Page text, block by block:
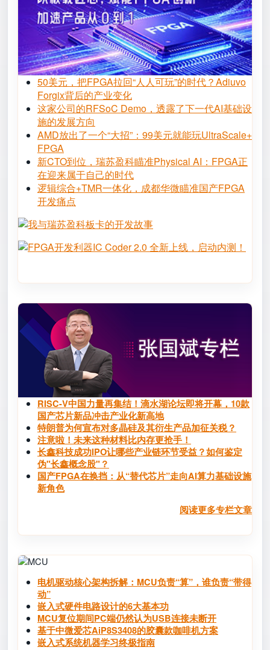
50美元，把FPGA拉回“人人可玩”的时代？Adiuvo
Forgix背后的产业变化
这家公司的RFSoC Demo，透露了下一代AI基础设
施的发展方向
AMD放出了一个“大招”：99美元就能玩UltraScale+
FPGA
新CTO到位，瑞苏盈科瞄准Physical AI：FPGA正
在迎来属于自己的时代
逻辑综合+TMR一体化，成都华微瞄准国产FPGA
开发痛点
Image
Image
RISC-V中国力量再集结！滴水湖论坛即将开幕，10款
国产芯片新品冲击产业化新高地
特朗普为何宣布对多晶硅及其衍生产品加征关税？
注意啦！未来这种材料比内存更抢手！
长鑫科技成功IPO让哪些产业链环节受益？如何鉴定
伪"长鑫概念股"？
国产FPGA在换挡：从“替代芯片”走向AI算力基础设施
新角色
阅读更多专栏文章
Image
电机驱动核心架构拆解：MCU负责“算”，谁负责“带得
动”
嵌入式硬件电路设计的6大基本功
MCU复位期间PC端仍然认为USB连接未断开
基于中微爱芯AiP8S3408的胶囊款咖啡机方案
嵌入式系统机器学习终极指南